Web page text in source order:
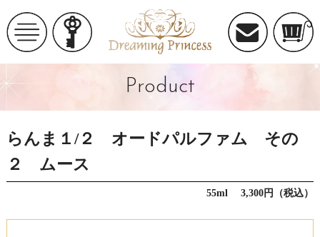
Product
らんま１/２ オードパルファム その
２ ムース
55ml 3,300円（税込）